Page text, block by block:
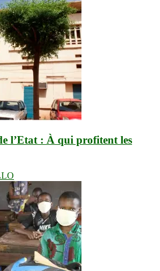
l’Etat : À qui profitent les